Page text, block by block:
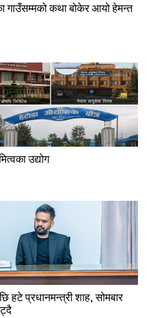
गाउँसम्मको कथा बोकेर आयो हेमन्त
उद्योग
प्रधानमन्त्री शाह, सोमबार